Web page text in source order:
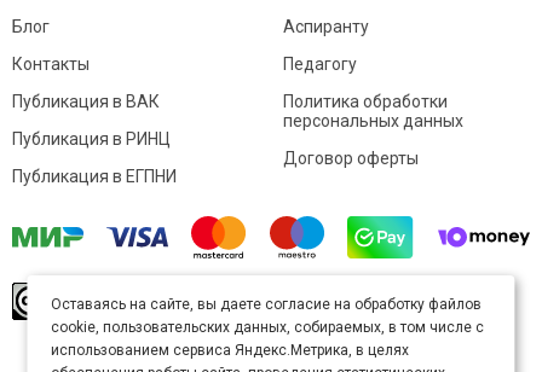
Блог
Контакты
Аспиранту
Педагогу
Публикация в ВАК
Публикация в РИНЦ
Публикация в ЕГПНИ
Политика обработки
персональных данных
Договор оферты
произведение доступно полицензии Creative
Commons «Attribution» («Атрибуция») 4.0
Непортированная.
Оставаясь на сайте, вы даете согласие на обработку файлов
cookie, пользовательских данных, собираемых, в том числе с
использованием сервиса Яндекс.Метрика, в целях